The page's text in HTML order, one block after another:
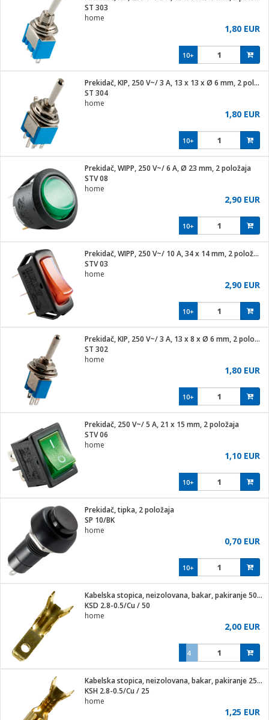
ST 303
home
1,80 EUR
10+
Prekidač, KIP, 250 V~/ 3 A, 13 x 13 x Ø 6 mm, 2 položaja
ST 304
home
1,80 EUR
10+
Prekidač, WIPP, 250 V~/ 6 A, Ø 23 mm, 2 položaja
STV 08
home
2,90 EUR
10+
Prekidač, WIPP, 250 V~/ 10 A, 34 x 14 mm, 2 položaja
STV 03
home
2,90 EUR
10+
Prekidač, KIP, 250 V~/ 3 A, 13 x 8 x Ø 6 mm, 2 položaja
ST 302
home
1,80 EUR
10+
Prekidač, 250 V~/ 5 A, 21 x 15 mm, 2 položaja
STV 06
home
1,10 EUR
10+
Prekidač, tipka, 2 položaja
SP 10/BK
home
0,70 EUR
10+
Kabelska stopica, neizolovana, bakar, pakiranje 50 kom.
KSD 2.8-0.5/Cu / 50
home
2,00 EUR
4
Kabelska stopica, neizolovana, bakar, pakiranje 25 kom.
KSH 2.8-0.5/Cu / 25
home
1,25 EUR